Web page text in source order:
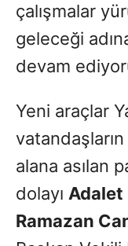
çalışmalar
geleceği
devam
Yeni araçlar
alana asılan
dolayı Adalet
Ramazan